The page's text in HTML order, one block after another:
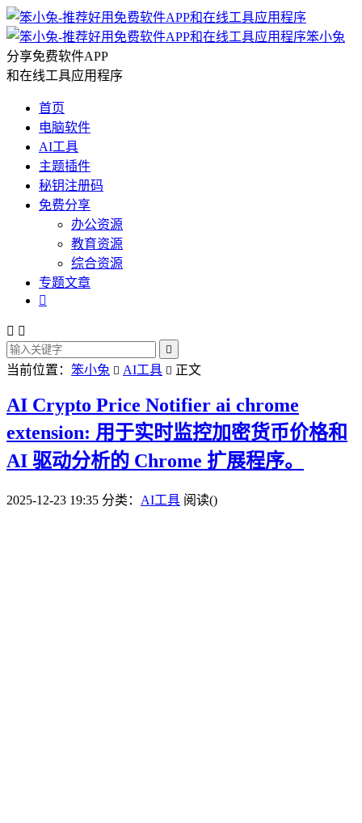
笨小兔
分享免费软件APP
和在线工具应用程序
首页
电脑软件
AI工具
主题插件
秘钥注册码
免费分享
办公资源
教育资源
综合资源
专题文章

 

当前位置： 笨小兔  AI工具  正文
AI Crypto Price Notifier ai chrome
extension: 用于实时监控加密货币价格和
AI 驱动分析的 Chrome 扩展程序。
2025-12-23 19:35 分类： AI工具 阅读()